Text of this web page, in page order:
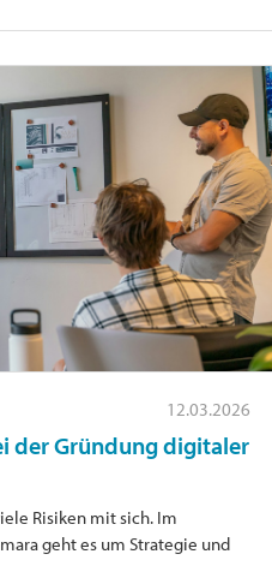
12.03.2026
der Gründung digitaler
Risiken mit sich. Im
geht es um Strategie und